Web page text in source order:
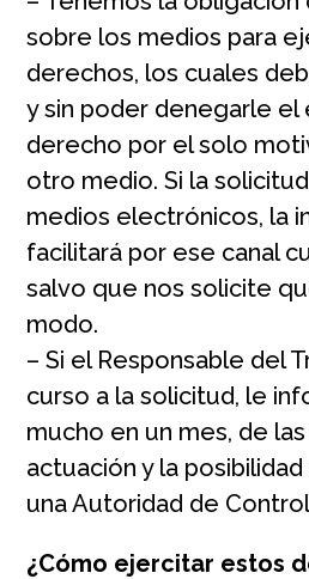
sobre los medios para
derechos, los cuales
y sin poder denegarle el
derecho por el solo
otro medio. Si la
medios electrónicos, la
facilitará por ese canal
salvo que nos solicite
modo.
– Si el Responsable del
curso a la solicitud, le
mucho en un mes, de
actuación y la
una Autoridad de
¿Cómo ejercitar estos